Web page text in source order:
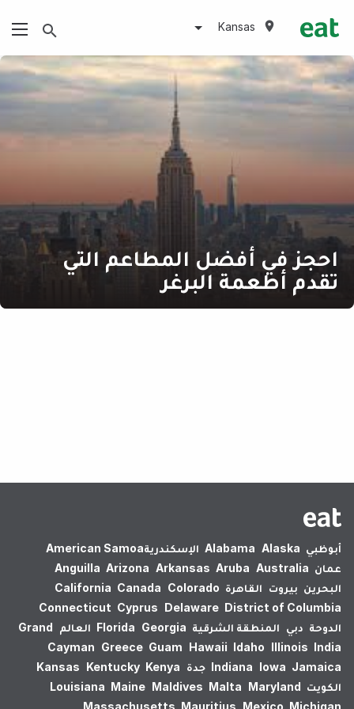
Kansas
احجز في أفضل المطاعم التي
تقدم أطعمة البرغر
أبوظبي Alabama Alaska الإسكندرية‎American Samoa
عمان
Anguilla Arizona Arkansas Aruba Australia
البحرين بيروت القاهرة California Canada Colorado
Connecticut Cyprus Delaware District of Columbia
الدوحة دبي المنطقة الشرقية Florida Georgia العالم
Grand
Cayman Greece Guam Hawaii Idaho Illinois India
Indiana Iowa Jamaica جدة Kansas Kentucky Kenya
الكويت
Louisiana Maine Maldives Malta Maryland